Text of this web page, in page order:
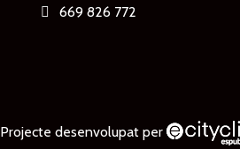
669 826 772
Projecte desenvolupat per